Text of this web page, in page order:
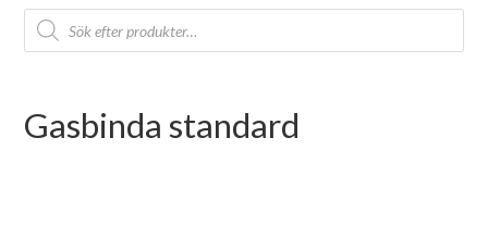
Gasbinda standard